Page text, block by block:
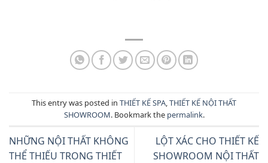
This entry was posted in THIẾT KẾ SPA,THIẾT KẾ NỘI THẤT
SHOWROOM. Bookmark the permalink.
NHỮNG NỘI THẤT KHÔNG
THỂ THIẾU TRONG THIẾT
LỘT XÁC CHO THIẾT KẾ
SHOWROOM NỘI THẤT